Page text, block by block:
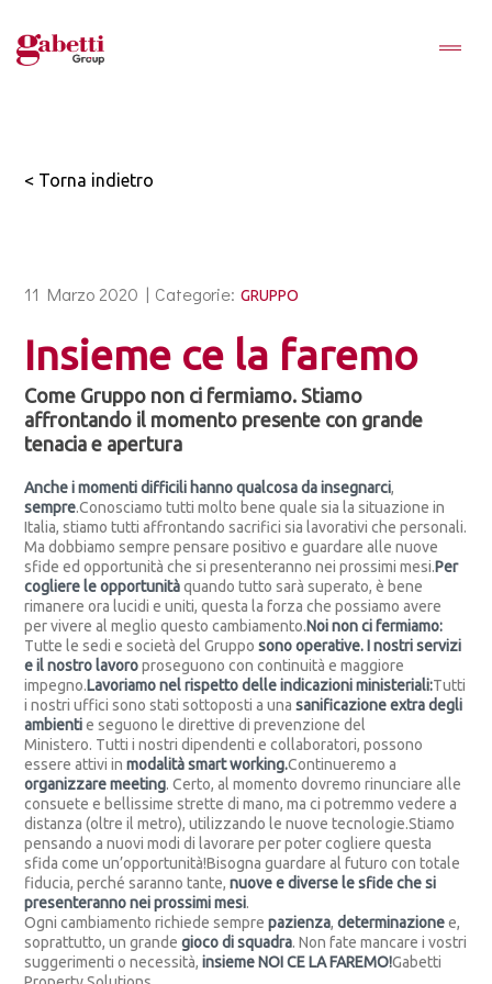
< Torna indietro
11 Marzo 2020 | Categorie: GRUPPO
Insieme ce la faremo
Come Gruppo non ci fermiamo. Stiamo
affrontando il momento presente con grande
tenacia e apertura
Anche i momenti difficili hanno qualcosa da insegnarci,
sempre.Conosciamo tutti molto bene quale sia la situazione in
Italia, stiamo tutti affrontando sacrifici sia lavorativi che personali.
Ma dobbiamo sempre pensare positivo e guardare alle nuove
sfide ed opportunità che si presenteranno nei prossimi mesi.Per
cogliere le opportunitàquando tutto sarà superato, è bene
rimanere ora lucidi e uniti, questa la forza che possiamo avere
per vivere al meglio questo cambiamento.Noi non ci fermiamo:
Tutte le sedi e società del Grupposono operative. I nostri servizi
e il nostro lavoroproseguono con continuità e maggiore
impegno.Lavoriamo nel rispetto delle indicazioni ministeriali:Tutti
i nostri uffici sono stati sottoposti a unasanificazione extra degli
ambientie seguono le direttive di prevenzione del
Ministero. Tutti i nostri dipendenti e collaboratori, possono
essere attivi inmodalità smart working.Continueremo a
organizzare meeting. Certo, al momento dovremo rinunciare alle
consuete e bellissime strette di mano, ma ci potremmo vedere a
distanza (oltre il metro), utilizzando le nuove tecnologie.Stiamo
pensando a nuovi modi di lavorare per poter cogliere questa
sfida come un’opportunità!Bisogna guardare al futuro con totale
fiducia, perché saranno tante,nuove e diverse le sfide che si
presenteranno nei prossimi mesi.
Ogni cambiamento richiede semprepazienza,determinazionee,
soprattutto, un grandegioco di squadra. Non fate mancare i vostri
suggerimenti o necessità,insieme NOI CE LA FAREMO!Gabetti